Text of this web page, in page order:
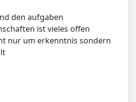
den aufgaben
ist vieles offen
nur um erkenntnis sondern